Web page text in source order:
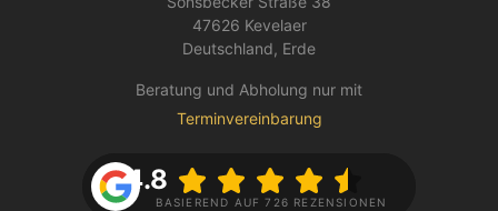
47626 Kevelaer
Deutschland, Erde
Beratung und Abholung nur mit
Terminvereinbarung
4.8
BASIEREND AUF 726 REZENSIONEN